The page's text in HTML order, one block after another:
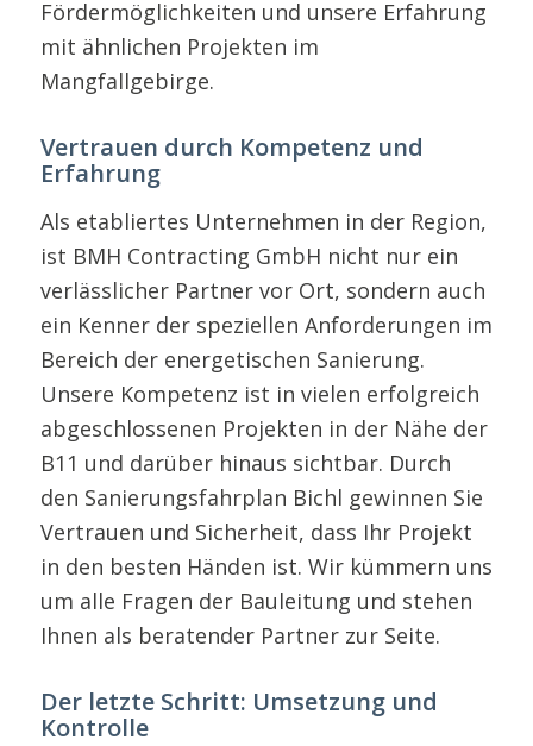
Fördermöglichkeiten und unsere Erfahrung
mit ähnlichen Projekten im
Mangfallgebirge.
Vertrauen durch Kompetenz und
Erfahrung
Als etabliertes Unternehmen in der Region,
ist BMH Contracting GmbH nicht nur ein
verlässlicher Partner vor Ort, sondern auch
ein Kenner der speziellen Anforderungen im
Bereich der energetischen Sanierung.
Unsere Kompetenz ist in vielen erfolgreich
abgeschlossenen Projekten in der Nähe der
B11 und darüber hinaus sichtbar. Durch
den Sanierungsfahrplan Bichl gewinnen Sie
Vertrauen und Sicherheit, dass Ihr Projekt
in den besten Händen ist. Wir kümmern uns
um alle Fragen der Bauleitung und stehen
Ihnen als beratender Partner zur Seite.
Der letzte Schritt: Umsetzung und
Kontrolle